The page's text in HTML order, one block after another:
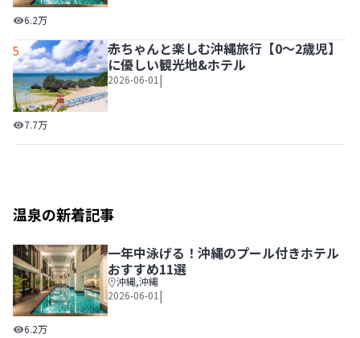
一年中泳げる！沖縄のプール付きホテルおすすめ11選
6.2万
5
赤ちゃんと楽しむ沖縄旅行【0～2歳児】に優しい観光地&
7.7万
赤ちゃんと楽しむ沖縄旅行【0～2歳児】
に優しい観光地&ホテル
2026-06-01 |
温泉の新着記事
一年中泳げる！沖縄のプール付きホテルおすすめ11選
6.2万
一年中泳げる！沖縄のプール付きホテル
おすすめ11選
沖縄,沖縄
2026-06-01 |